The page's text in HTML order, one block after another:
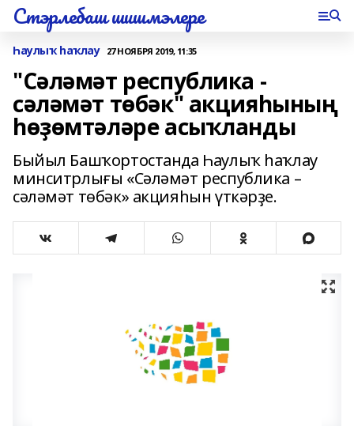
Стэрлебаш шишмэлере
Һаулыҡ һаҡлау 27 НОЯБРЯ 2019, 11:35
"Сәләмәт республика -
сәләмәт төбәк" акцияһының
һөҙөмтәләре асыҡланды
Быйыл Башҡортостанда Һаулыҡ һаҡлау
минситрлығы «Сәләмәт республика –
сәләмәт төбәк» акцияһын үткәрҙе.